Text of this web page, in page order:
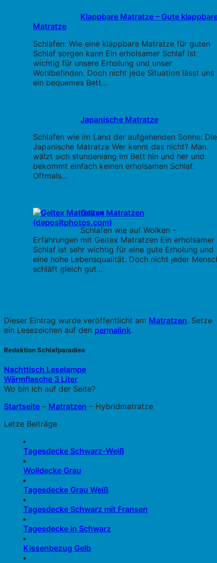
Klappbare Matratze – Gute
Matratze
Schlafen: Wie eine klappbare Matratze für guten
Schlaf sorgen kann Ein erholsamer Schlaf ist
wichtig für unsere Erholung und unser
Wohlbefinden. Doch nicht jede Situation lässt uns
ein bequemes Bett…
Japanische Matratze
Schlafen wie im Land der aufgehenden Sonne: Die
Japanische Matratze Wer kennt das nicht? Man
wälzt sich stundenlang im Bett hin und her und
bekommt einfach keinen erholsamen Schlaf.
Oftmals…
Geltex Matratzen
Schlafen wie auf Wolken -
Erfahrungen mit Geltex Matratzen Ein erholsamer
Schlaf ist sehr wichtig für eine gute Erholung und
eine hohe Lebensqualität. Doch nicht jeder
schläft gleich gut…
Dieser Eintrag wurde veröffentlicht am Matratzen. Setze
ein Lesezeichen auf den permalink.
Redaktion Schlafparadies
Nachttisch Leselampe
Wärmflasche 3 Liter
Wo bin ich auf der Seite?
Startseite – Matratzen – Hybridmatratze
Letze Beiträge
Tagesdecke Schwarz-Weiß
Wolldecke Grau
Tagesdecke Grau Weiß
Tagesdecke Schwarz mit Fransen
Tagesdecke in Schwarz
Kissenbezug Gelb